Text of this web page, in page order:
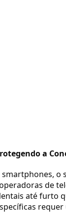
a
de
até furto